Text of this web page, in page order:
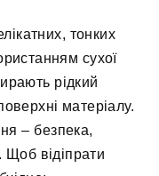
тонких
сухої
рідкий
матеріалу.
– безпека,
Щоб відіпрати